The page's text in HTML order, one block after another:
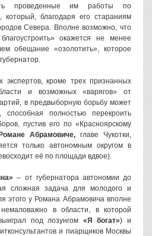
проведенные им работы по
который, благодаря его стараниям
Севера. Вполне возможно, что
окажется не менее
обещание «озолотить», которое
кроме трех признанных
и возможных «варягов» от
в предвыборную борьбу может
полностью перекроить
пустив его по «Красноярскому
Романе Абрамовиче, главе Чукотки,
только автономным округом в
её по площади вдвое).
– от губернатора автономии до
сложная задача для молодого и
этого у Романа Абрамовича вполне
в области, в которой
под лозунгом «Я богат») и
и пиарщиков Москвы